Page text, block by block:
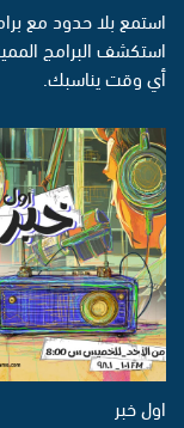
استمع بلا حدود مع
استكشف البرامج
أي وقت يناسبك.
اول خبر